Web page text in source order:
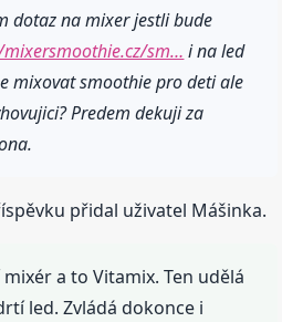
dotaz na mixer jestli bude
sm… i na led
mixovat smoothie pro deti ale
Predem dekuji za
přidal uživatel Mášinka.
a to Vitamix. Ten udělá
led. Zvládá dokonce i